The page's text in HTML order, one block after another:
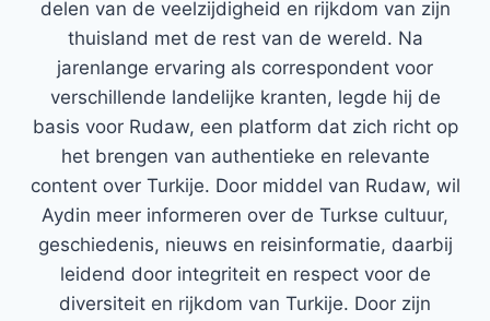
delen van de veelzijdigheid en rijkdom van zijn
thuisland met de rest van de wereld. Na
jarenlange ervaring als correspondent voor
verschillende landelijke kranten, legde hij de
basis voor Rudaw, een platform dat zich richt op
het brengen van authentieke en relevante
content over Turkije. Door middel van Rudaw, wil
Aydin meer informeren over de Turkse cultuur,
geschiedenis, nieuws en reisinformatie, daarbij
leidend door integriteit en respect voor de
diversiteit en rijkdom van Turkije. Door zijn